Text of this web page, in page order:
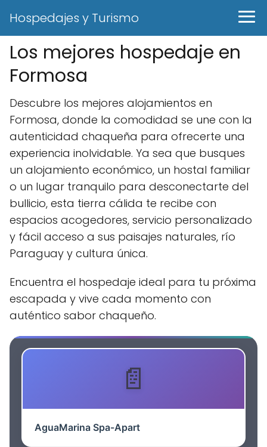
Hospedajes y Turismo
Los mejores hospedaje en
Formosa
Descubre los mejores alojamientos en
Formosa, donde la comodidad se une con la
autenticidad chaqueña para ofrecerte una
experiencia inolvidable. Ya sea que busques
un alojamiento económico, un hostal familiar
o un lugar tranquilo para desconectarte del
bullicio, esta tierra cálida te recibe con
espacios acogedores, servicio personalizado
y fácil acceso a sus paisajes naturales, río
Paraguay y cultura única.
Encuentra el hospedaje ideal para tu próxima
escapada y vive cada momento con
auténtico sabor chaqueño.
AguaMarina Spa-Apart